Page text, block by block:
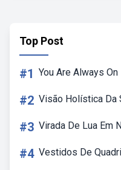
Top Post
#1 You Are Always
#2 Visão Holística Da
#3 Virada De Lua Em
#4 Vestidos De